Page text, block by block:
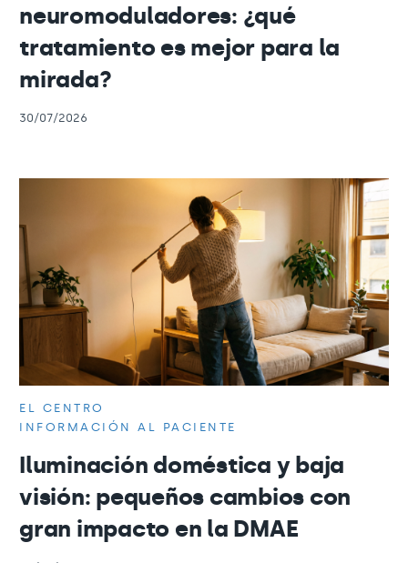
neuromoduladores: ¿qué
tratamiento es mejor para la
mirada?
30/07/2026
EL CENTRO
INFORMACIÓN AL PACIENTE
Iluminación doméstica y baja
visión: pequeños cambios con
gran impacto en la DMAE